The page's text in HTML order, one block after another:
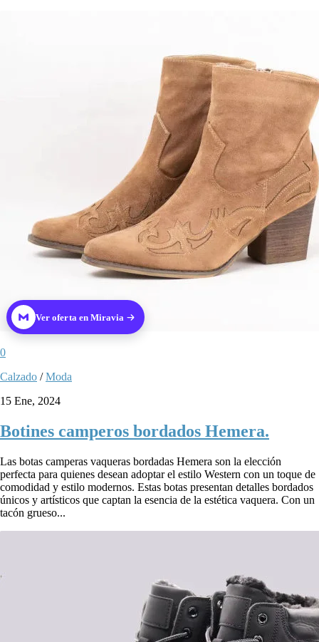
Ver oferta en Miravia
0
Calzado /Moda
15 Ene, 2024
Botines camperos bordados Hemera.
Las botas camperas vaqueras bordadas Hemera son la elección
perfecta para quienes desean adoptar el estilo Western con un toque de
comodidad y estilo modernos. Estas botas presentan detalles bordados
únicos y artísticos que captan la esencia de la estética vaquera. Con un
tacón grueso...